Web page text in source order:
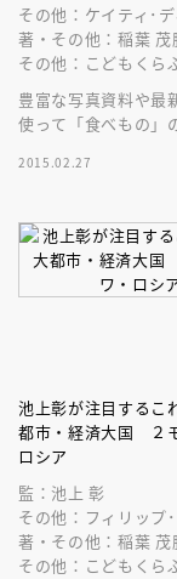
その他：ケイティ･
著・その他：稲葉 茂
その他：こどもくら
豊富な写真資料や最
使って「食べもの」
など社会問題を紹介
2015.02.27
池上彰が注目するこ
都市・経済大国 ２
ロシア
監：池上 彰
その他：フィリップ
著・その他：稲葉 茂
その他：こどもくら